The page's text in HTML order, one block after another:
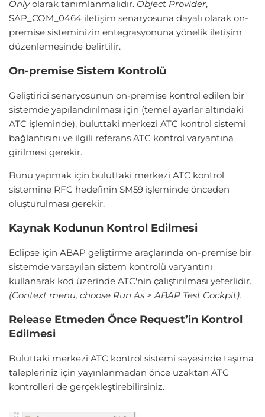
Onlyolarak tanımlanmalıdır. Object Provider,
SAP_COM_0464 iletişim senaryosuna dayalı olarak on-
premise sisteminizin entegrasyonuna yönelik iletişim
düzenlemesinde belirtilir.
On-premise Sistem Kontrolü
Geliştirici senaryosunun on-premise kontrol edilen bir
sistemde yapılandırılması için (temel ayarlar altındaki
ATC işleminde), buluttaki merkezi ATC kontrol sistemi
bağlantısını ve ilgili referans ATC kontrol varyantına
girilmesi gerekir.
Bunu yapmak için buluttaki merkezi ATC kontrol
sistemine RFC hedefinin SM59 işleminde önceden
oluşturulması gerekir.
Kaynak Kodunun Kontrol Edilmesi
Eclipse için ABAP geliştirme araçlarında on-premise bir
sistemde varsayılan sistem kontrolü varyantını
kullanarak kod üzerinde ATC'nin çalıştırılması yeterlidir.
(Context menu, choose Run As > ABAP Test Cockpit).
Release Etmeden Önce Request’in Kontrol
Edilmesi
Buluttaki merkezi ATC kontrol sistemi sayesinde taşıma
talepleriniz için yayınlanmadan önce uzaktan ATC
kontrolleri de gerçekleştirebilirsiniz.